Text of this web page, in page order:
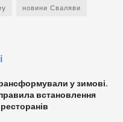
новини Сваляви
у зимові.
встановлення